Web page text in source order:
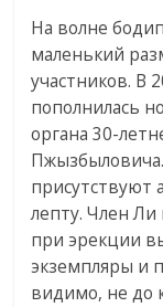
На волне
маленький
участников. В
пополнилась
органа 30-
присутствуют
лепту. Член Ли
при эрекции
экземпляры и
видимо, не до